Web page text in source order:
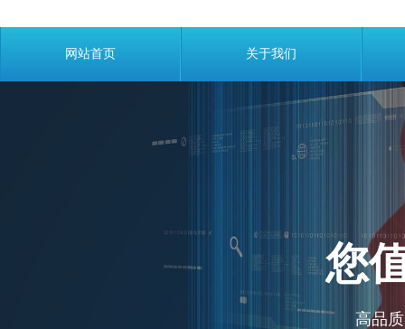
网站首页 关于我们
您
高品